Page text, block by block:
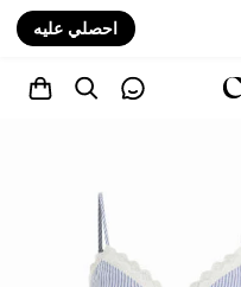
احصلي عليه